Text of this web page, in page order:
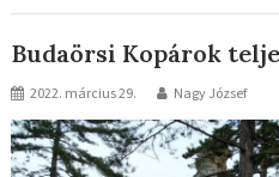
Budaörsi Kopárok
2022. március 29. Nagy József